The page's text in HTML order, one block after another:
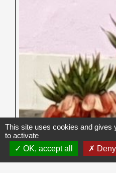
This site uses cookies and gives
to activate
OK, accept all